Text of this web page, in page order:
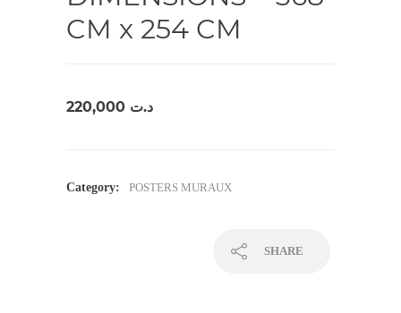
CM x 254 CM
د.ت
Category: POSTERS MURAUX
SHARE